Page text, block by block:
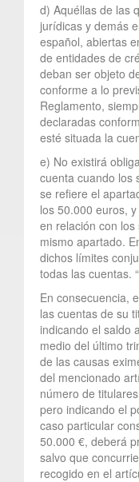
d) Aquéllas de las
jurídicas y demás
español, abiertas
de entidades de
deban ser objeto
conforme a lo
Reglamento,
declaradas
esté situada la
e) No existirá
cuenta cuando los
se refiere el
los 50.000 euros,
en relación con
mismo apartado.
dichos límites
todas las cuentas. “
En consecuencia,
las cuentas de su
indicando el saldo
medio del último
de las causas
del mencionado
número de
pero indicando el
caso particular
50.000 €, deberá
salvo que
recogido en el